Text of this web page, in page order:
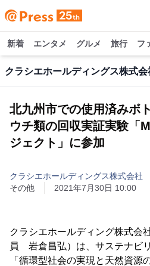
新着 エンタメ グルメ 旅行 フ
クラシエホールディングス株式会
北九州市での使用済みボ
ウチ類の回収実証実験「
ジェクト」に参加
クラシエホールディングス株式会社
その他
2021年7月30日 10:00
クラシエホールディング株式会
員 岩倉昌弘）は、サステナビ
「循環型社会の実現と天然資源